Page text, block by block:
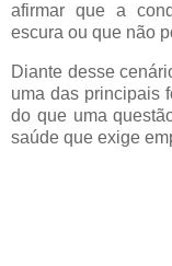
afirmar que a
escura ou que não
Diante desse
uma das principais
do que uma
saúde que exige